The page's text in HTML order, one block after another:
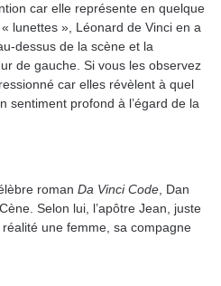
car elle représente en quelque
lunettes », Léonard de Vinci en a
dessus de la scène et la
de gauche. Si vous les observez
car elles révèlent à quel
sentiment profond à l’égard de la
roman Da Vinci Code , Dan
Selon lui, l’apôtre Jean, juste
une femme, sa compagne